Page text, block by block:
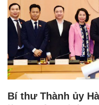
Bí thư Thành ủy